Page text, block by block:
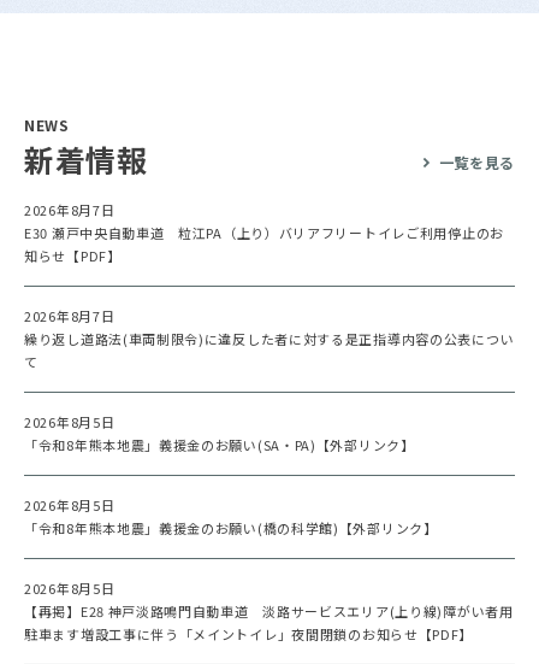
NEWS
新着情報 一覧を見る
2026年8月7日
E30 瀬戸中央自動車道 粒江PA（上り）バリアフリートイレご利用停止のお
知らせ【PDF】
2026年8月7日
繰り返し道路法(車両制限令)に違反した者に対する是正指導内容の公表につい
て
2026年8月5日
「令和8年熊本地震」義援金のお願い(SA・PA)【外部リンク】
2026年8月5日
「令和8年熊本地震」義援金のお願い(橋の科学館)【外部リンク】
2026年8月5日
【再掲】E28 神戸淡路鳴門自動車道 淡路サービスエリア(上り線)障がい者用
駐車ます増設工事に伴う「メイントイレ」夜間閉鎖のお知らせ【PDF】